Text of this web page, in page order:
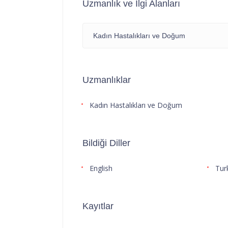
Uzmanlık ve İlgi Alanları
Kadın Hastalıkları ve Doğum
Uzmanlıklar
Kadın Hastalıkları ve Doğum
Bildiği Diller
English
Kayıtlar